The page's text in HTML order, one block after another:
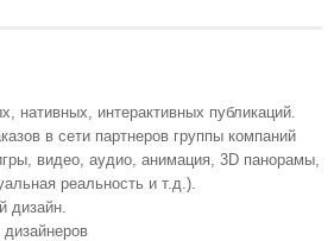
нативных, интерактивных публикаций.
в сети партнеров группы компаний
видео, аудио, анимация, 3D панорамы,
реальность и т.д.).
дизайн.